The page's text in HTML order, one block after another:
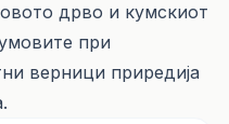
дрво и кумскиот
при
верници приредија